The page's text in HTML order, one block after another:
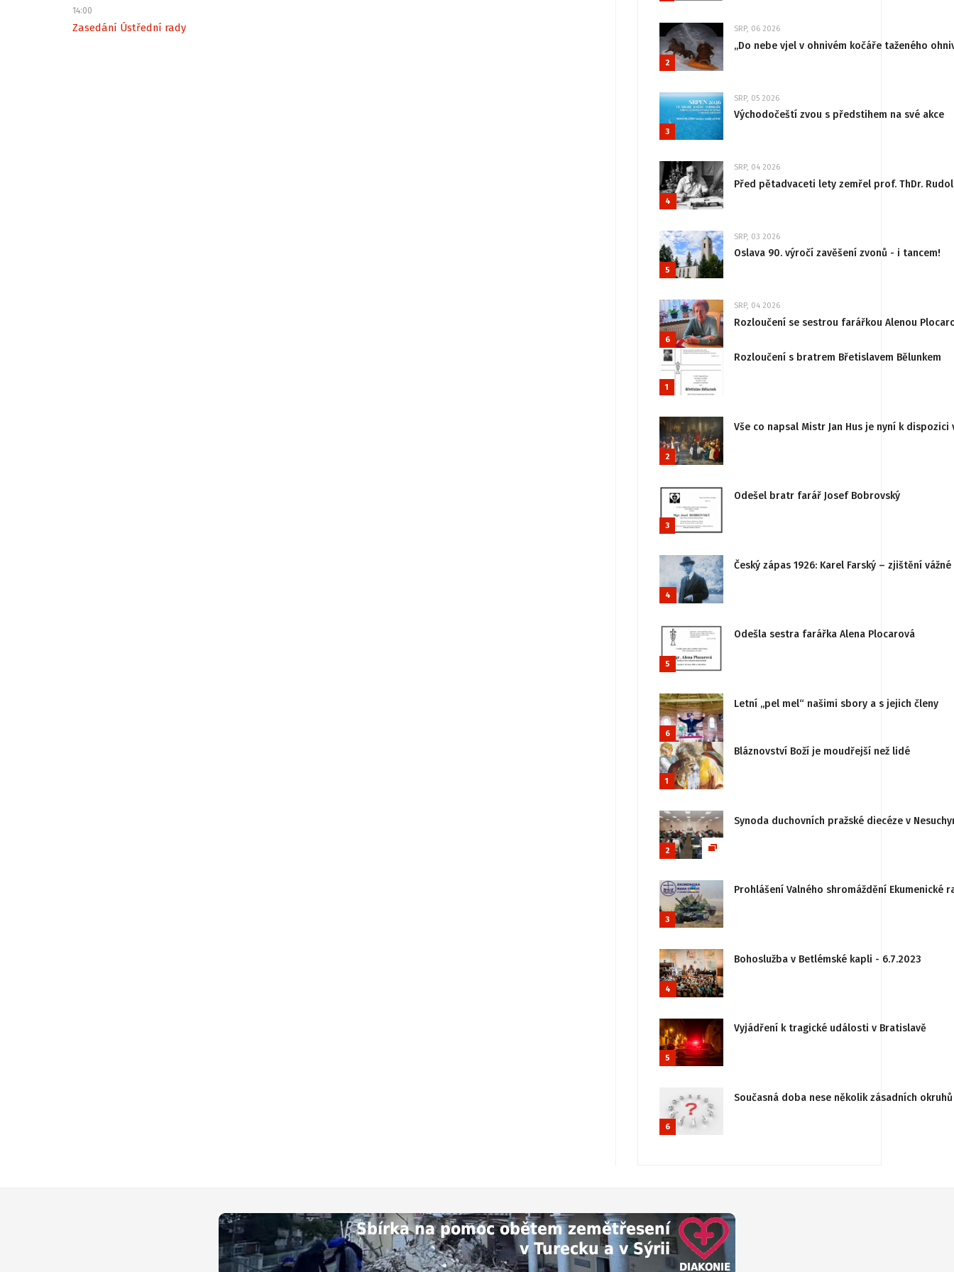
14:00
Zasedání Ústřední rady
2
SRP, 06 2026
„Do nebe vjel v ohnivém kočáře taženého
3
SRP, 05 2026
Východočeští zvou s předstihem na své akce
4
SRP, 04 2026
Před pětadvaceti lety zemřel prof. ThDr.
5
SRP, 03 2026
Oslava 90. výročí zavěšení zvonů - i tancem!
6
SRP, 04 2026
Rozloučení se sestrou farářkou Alenou
1
Rozloučení s bratrem Břetislavem Bělunkem
2
Vše co napsal Mistr Jan Hus je nyní k
3
Odešel bratr farář Josef Bobrovský
4
Český zápas 1926: Karel Farský – zjištění
5
Odešla sestra farářka Alena Plocarová
6
Letní „pel mel“ našimi sbory a s jejich členy
1
Bláznovství Boží je moudřejší než lidé
2
Synoda duchovních pražské diecéze v
3
Prohlášení Valného shromáždění
4
Bohoslužba v Betlémské kapli - 6.7.2023
5
Vyjádření k tragické události v Bratislavě
6
Současná doba nese několik zásadních